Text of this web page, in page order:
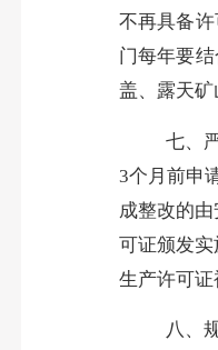
不再具备
门每年要
盖、露天矿
七、
3个月前申
成整改的
可证颁发
生产许可证
八、